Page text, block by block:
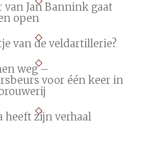
van Jan Bannink gaat
open
van de veldartillerie?
weg –
voor één keer in
heeft zijn verhaal